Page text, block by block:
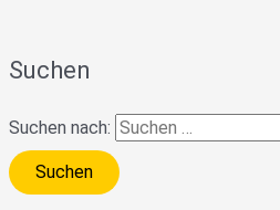
Suchen
Suchen nach: